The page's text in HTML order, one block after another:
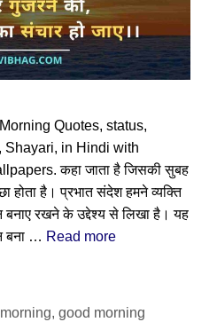
Quotes, status,
Shayari, in Hindi with
कहा जाता है जिसकी सुबह
होता है। प्रभात संदेश हमने व्यक्ति
रखने के उद्देश्य से लिखा है। यह
बना … Read more
, good morning